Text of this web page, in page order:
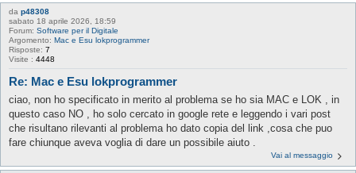
da p48308
sabato 18 aprile 2026, 18:59
Forum: Software per il Digitale
Argomento: Mac e Esu lokprogrammer
Risposte: 7
Visite : 4448
Re: Mac e Esu lokprogrammer
ciao, non ho specificato in merito al problema se ho sia MAC e LOK , in
questo caso NO , ho solo cercato in google rete e leggendo i vari post
che risultano rilevanti al problema ho dato copia del link ,cosa che puo
fare chiunque aveva voglia di dare un possibile aiuto .
Vai al messaggio